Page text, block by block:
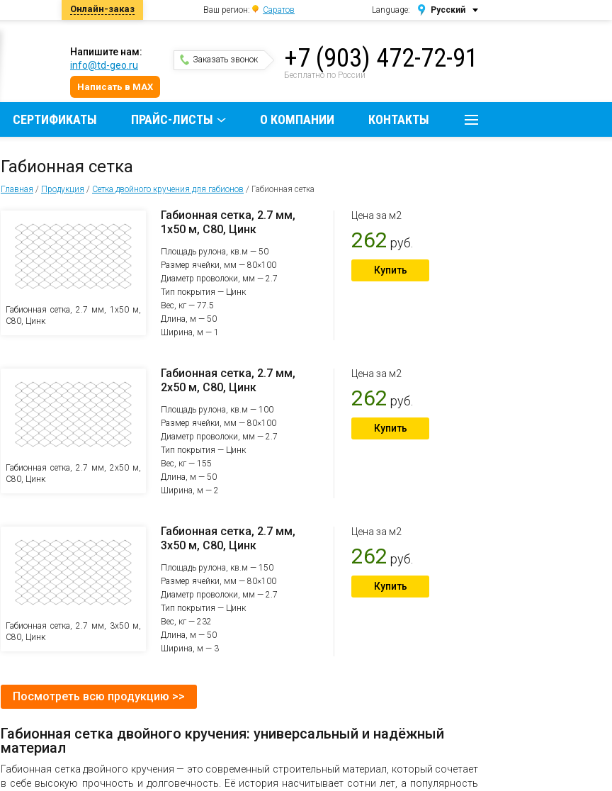
Онлайн-заказ Ваш регион: Саратов Language: Русский
English
+7 (903) 472-72-91
Бесплатно по России
Заказать звонок
Напишите нам:
info@td-geo.ru
Написать в MAX
СЕРТИФИКАТЫ ПРАЙС-ЛИСТЫ О КОМПАНИИ КОНТАКТЫ
Габионная сетка
Главная / Продукция / Сетка двойного кручения для габионов / Габионная сетка
Габионная сетка, 2.7 мм, 1х50 м,
C80, Цинк
Габионная сетка, 2.7 мм,
1х50 м, C80, Цинк
Площадь рулона, кв.м — 50
Размер ячейки, мм — 80×100
Диаметр проволоки, мм — 2.7
Тип покрытия — Цинк
Вес, кг — 77.5
Длина, м — 50
Ширина, м — 1
Цена за м2
262 руб.
Купить
Габионная сетка, 2.7 мм, 2х50 м,
С80, Цинк
Габионная сетка, 2.7 мм,
2х50 м, С80, Цинк
Площадь рулона, кв.м — 100
Размер ячейки, мм — 80×100
Диаметр проволоки, мм — 2.7
Тип покрытия — Цинк
Вес, кг — 155
Длина, м — 50
Ширина, м — 2
Цена за м2
262 руб.
Купить
Габионная сетка, 2.7 мм, 3х50 м,
С80, Цинк
Габионная сетка, 2.7 мм,
3х50 м, С80, Цинк
Площадь рулона, кв.м — 150
Размер ячейки, мм — 80×100
Диаметр проволоки, мм — 2.7
Тип покрытия — Цинк
Вес, кг — 232
Длина, м — 50
Ширина, м — 3
Цена за м2
262 руб.
Купить
Посмотреть всю продукцию >>
Габионная сетка двойного кручения: универсальный и надёжный
материал
Габионная сетка двойного кручения — это современный строительный материал, который сочетает
в себе высокую прочность и долговечность. Её история насчитывает сотни лет, а популярность